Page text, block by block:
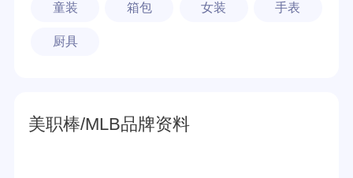
童装 箱包 女装 手表
厨具
美职棒/MLB品牌资料